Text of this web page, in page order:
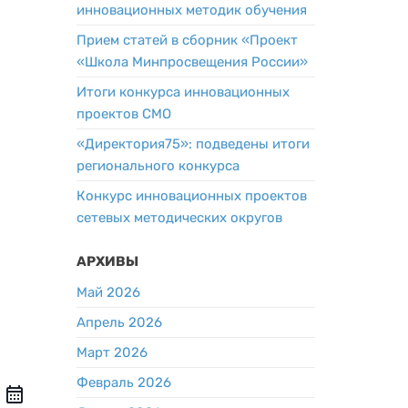
инновационных методик обучения
Прием статей в сборник «Проект
«Школа Минпросвещения России»
Итоги конкурса инновационных
проектов СМО
«Директория75»: подведены итоги
регионального конкурса
Конкурс инновационных проектов
сетевых методических округов
АРХИВЫ
Май 2026
Апрель 2026
Март 2026
Февраль 2026